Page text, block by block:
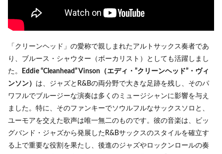
「クリーンヘッド」の愛称で親しまれたアルトサックス奏者であ
り、ブルース・シャウター（ボーカリスト）としても活躍しまし
た。
Eddie “Cleanhead” Vinson（エディ・”クリーンヘッド”・ヴィ
ンソン） は、ジャズとR&Bの両分野で大きな足跡を残し、そのパ
ワフルでブルージーな演奏は多くのミュージシャンに影響を与え
ました。特に、そのファンキーでソウルフルなサックスソロと、
ユーモアを交えた歌声は唯一無二のものです。彼の音楽は、ビッ
グバンド・ジャズから発展したR&Bサックスのスタイルを確立す
る上で重要な役割を果たし、後進のジャズやロックンロールの奏